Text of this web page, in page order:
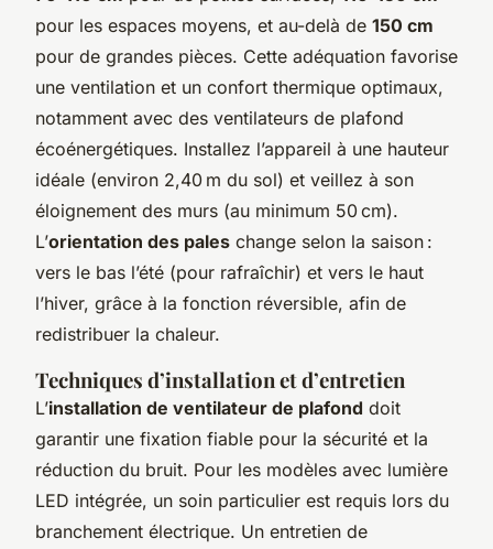
pour les espaces moyens, et au-delà de 150 cm
pour de grandes pièces. Cette adéquation favorise
une ventilation et un confort thermique optimaux,
notamment avec des ventilateurs de plafond
écoénergétiques. Installez l’appareil à une hauteur
idéale (environ 2,40 m du sol) et veillez à son
éloignement des murs (au minimum 50 cm).
L’orientation des pales change selon la saison :
vers le bas l’été (pour rafraîchir) et vers le haut
l’hiver, grâce à la fonction réversible, afin de
redistribuer la chaleur.
Techniques d’installation et d’entretien
L’installation de ventilateur de plafond doit
garantir une fixation fiable pour la sécurité et la
réduction du bruit. Pour les modèles avec lumière
LED intégrée, un soin particulier est requis lors du
branchement électrique. Un entretien de